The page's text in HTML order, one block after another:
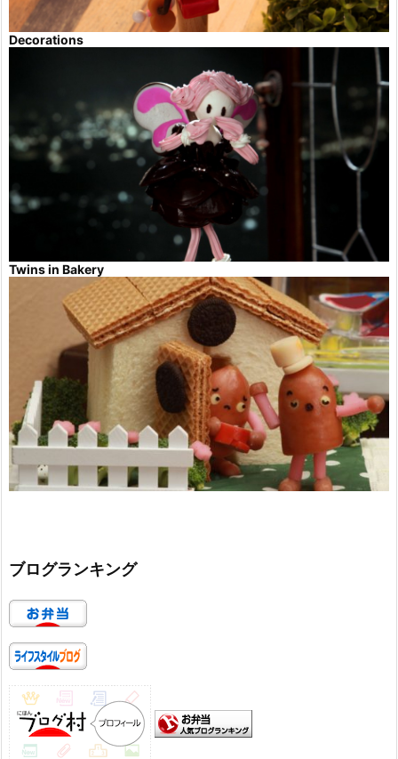
Decorations
Twins in Bakery
ブログランキング